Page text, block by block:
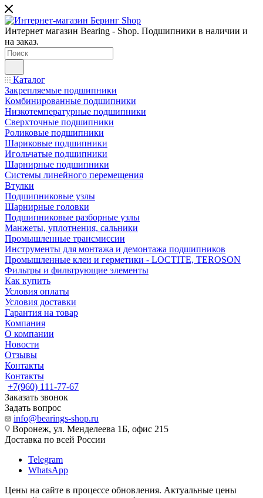
Интернет магазин Bearing - Shop. Подшипники в наличии и
на заказ.
Каталог
Закрепляемые подшипники
Комбинированные подшипники
Низкотемпературные подшипники
Сверхточные подшипники
Роликовые подшипники
Шариковые подшипники
Игольчатые подшипники
Шарнирные подшипники
Системы линейного перемещения
Втулки
Подшипниковые узлы
Шарнирные головки
Подшипниковые разборные узлы
Манжеты, уплотнения, сальники
Промышленные трансмиссии
Инструменты для монтажа и демонтажа подшипников
Промышленные клеи и герметики - LOCTITE, TEROSON
Фильтры и фильтрующие элементы
Как купить
Условия оплаты
Условия доставки
Гарантия на товар
Компания
О компании
Новости
Отзывы
Контакты
Контакты
+7(960) 111-77-67
Заказать звонок
Задать вопрос
info@bearings-shop.ru
Воронеж, ул. Менделеева 1Б, офис 215
Доставка по всей России
Telegram
WhatsApp
Цены на сайте в процессе обновления. Актуальные цены